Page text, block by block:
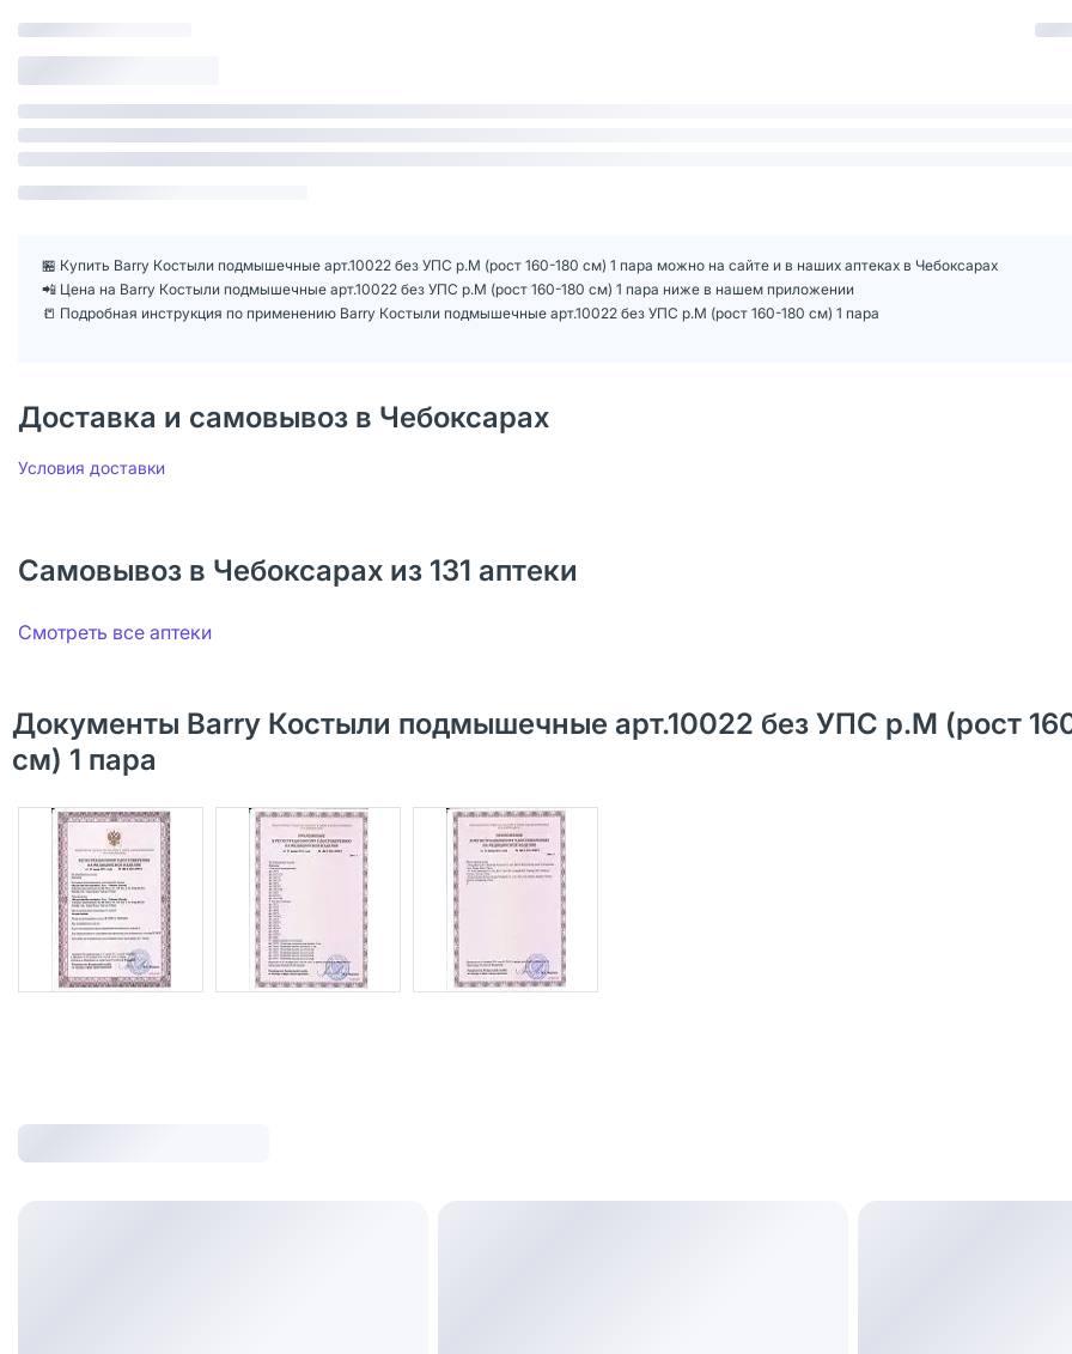
🏪 Купить Barry Костыли подмышечные арт.10022 без УПС р.M (рост 160-180 см) 1 пара можно на сайте и в наших аптеках в Чебоксарах
📲 Цена на Barry Костыли подмышечные арт.10022 без УПС р.M (рост 160-180 см) 1 пара ниже в нашем приложении
📒 Подробная инструкция по применению Barry Костыли подмышечные арт.10022 без УПС р.M (рост 160-180 см) 1 пара
Доставка и самовывоз в Чебоксарах
Условия доставки
Самовывоз в Чебоксарах из 131 аптеки
Смотреть все аптеки
Документы Barry Костыли подмышечные арт.10022 без УПС р.M (рост
см) 1 пара